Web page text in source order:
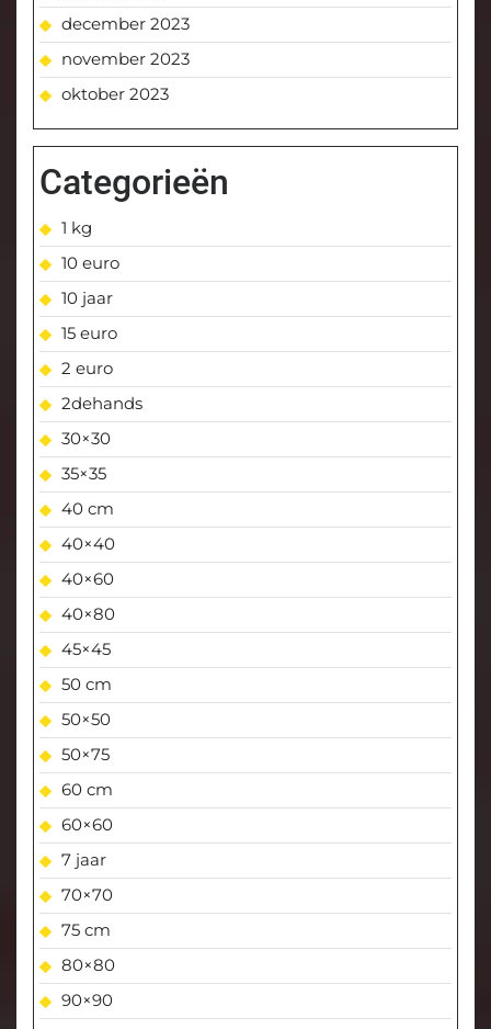
december 2023
november 2023
oktober 2023
Categorieën
1 kg
10 euro
10 jaar
15 euro
2 euro
2dehands
30×30
35×35
40 cm
40×40
40×60
40×80
45×45
50 cm
50×50
50×75
60 cm
60×60
7 jaar
70×70
75 cm
80×80
90×90